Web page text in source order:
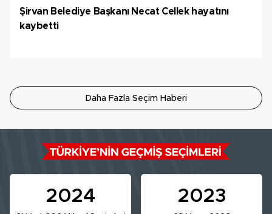
Şirvan Belediye Başkanı Necat Cellek hayatını
kaybetti
Daha Fazla Seçim Haberi
2024 2023